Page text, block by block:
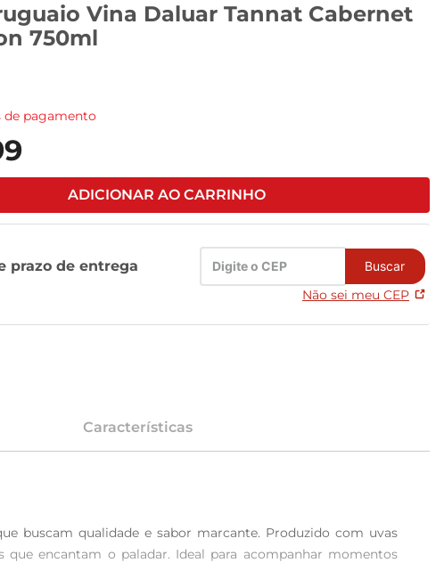
Vina Daluar Tannat Cabernet
750ml
de pagamento
ADICIONAR AO CARRINHO
prazo de entrega Buscar
Não sei meu CEP
Características
buscam qualidade e sabor marcante. Produzido com uvas
encantam o paladar. Ideal para acompanhar momentos